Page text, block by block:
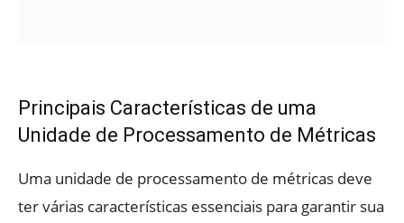
Principais Características de uma
Unidade de Processamento de Métricas
Uma unidade de processamento de métricas deve
ter várias características essenciais para garantir sua